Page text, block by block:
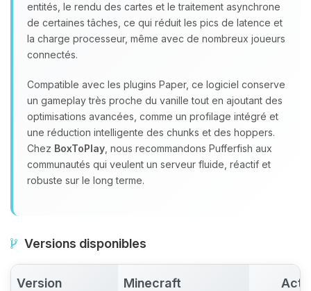
entités, le rendu des cartes et le traitement asynchrone
de certaines tâches, ce qui réduit les pics de latence et
la charge processeur, même avec de nombreux joueurs
connectés.
Compatible avec les plugins Paper, ce logiciel conserve
un gameplay très proche du vanille tout en ajoutant des
optimisations avancées, comme un profilage intégré et
une réduction intelligente des chunks et des hoppers.
Chez BoxToPlay , nous recommandons Pufferfish aux
communautés qui veulent un serveur fluide, réactif et
robuste sur le long terme.
Versions disponibles
Version Minecraft
08/08/2026 à 09:17